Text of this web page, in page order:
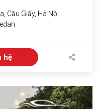
Cầu Giấy, Hà Nội
hệ